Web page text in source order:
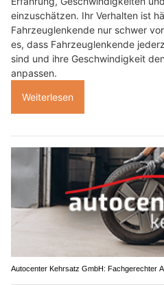
einzuschätzen. Ihr Verhalten ist
Fahrzeuglenkende nur schwer
es, dass Fahrzeuglenkende
sind und ihre Geschwindigkeit
anpassen.
Weiterlesen
Autocenter Kehrsatz GmbH: Fachgerechter